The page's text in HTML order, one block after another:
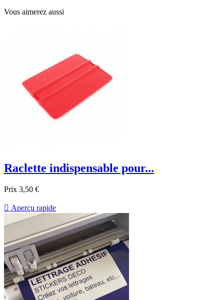
Vous aimerez aussi
Raclette indispensable pour...
Prix 3,50 €
 Aperçu rapide